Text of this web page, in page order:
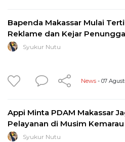
Bapenda Makassar Mulai
Reklame dan Kejar
Syukur Nutu
News - 07
Appi Minta PDAM Makassar
Pelayanan di Musim Kemarau
Syukur Nutu